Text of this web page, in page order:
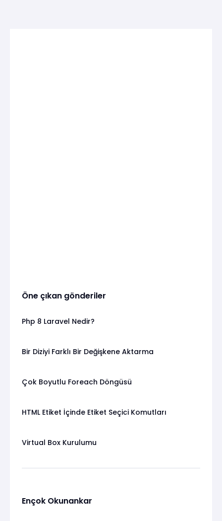
Öne çıkan gönderiler
Php 8 Laravel Nedir?
Bir Diziyi Farklı Bir Değişkene Aktarma
Çok Boyutlu Foreach Döngüsü
HTML Etiket İçinde Etiket Seçici Komutları
Virtual Box Kurulumu
Ençok Okunankar